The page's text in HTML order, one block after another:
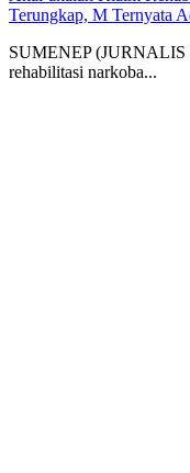
Terungkap, M Ternyata
SUMENEP
rehabilitasi narkoba...